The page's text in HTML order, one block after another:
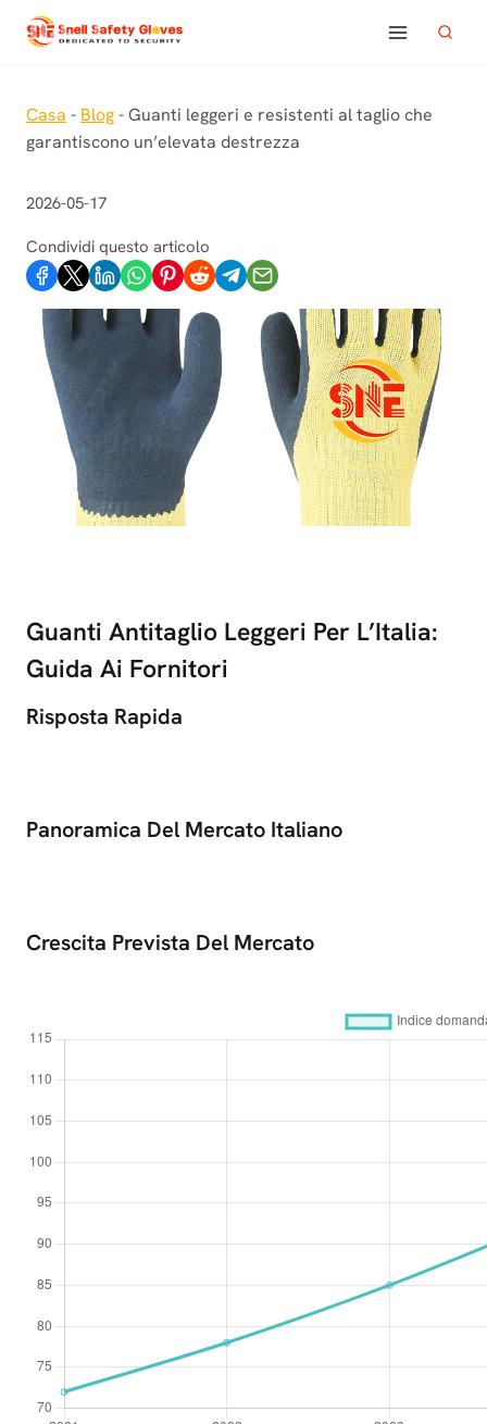
Salta
Casa - Blog-Guanti leggeri e resistenti al taglio che
garantiscono un’elevata destrezza
2026-05-17
Condividi questo articolo
Guanti Antitaglio Leggeri Per L’Italia:
Guida Ai Fornitori
Risposta Rapida
Panoramica Del Mercato Italiano
Crescita Prevista Del Mercato